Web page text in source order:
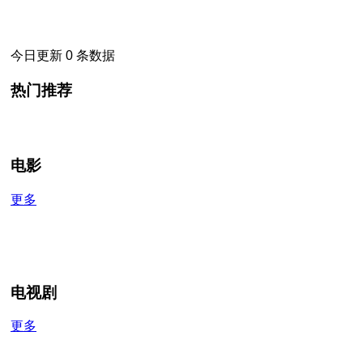
今日更新 0 条数据
热门推荐
电影
更多
电视剧
更多